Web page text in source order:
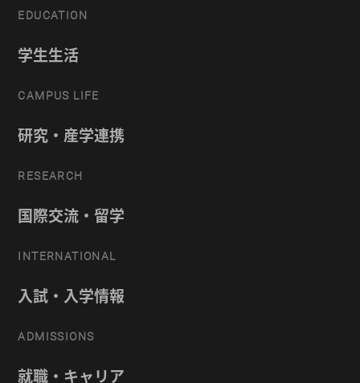
EDUCATION
学生生活
CAMPUS LIFE
研究・産学連携
RESEARCH
国際交流・留学
INTERNATIONAL
入試・入学情報
ADMISSIONS
就職・キャリア